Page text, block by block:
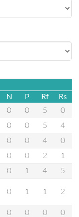
N P Rf
Rs
0 0 5
0
0 0 5
4
0 0 4
0
0 0 2
1
0 1 4
5
0 1 1 2
0 0 0
0